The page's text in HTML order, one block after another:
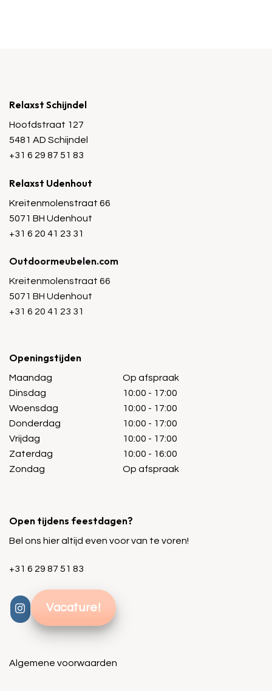
Relaxst Schijndel
Hoofdstraat 127
5481 AD Schijndel
+31 6 29 87 51 83
Relaxst Udenhout
Kreitenmolenstraat 66
5071 BH Udenhout
+31 6 20 41 23 31
Outdoormeubelen.com
Kreitenmolenstraat 66
5071 BH Udenhout
+31 6 20 41 23 31
Openingstijden
Maandag
Dinsdag
Woensdag
Donderdag
Vrijdag
Zaterdag
Zondag
Op afspraak
10:00 - 17:00
10:00 - 17:00
10:00 - 17:00
10:00 - 17:00
10:00 - 16:00
Op afspraak
Open tijdens feestdagen?
Bel ons hier altijd even voor van te voren!
+31 6 29 87 51 83
Vacature!
Algemene voorwaarden